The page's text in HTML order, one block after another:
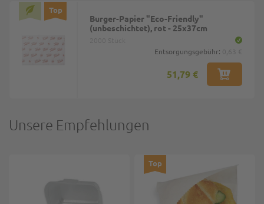
Top
Burger-Papier "Eco-Friendly"
(unbeschichtet), rot - 25x37cm
Entsorgungsgebühr:
51,79 €
Unsere Empfehlungen
Top